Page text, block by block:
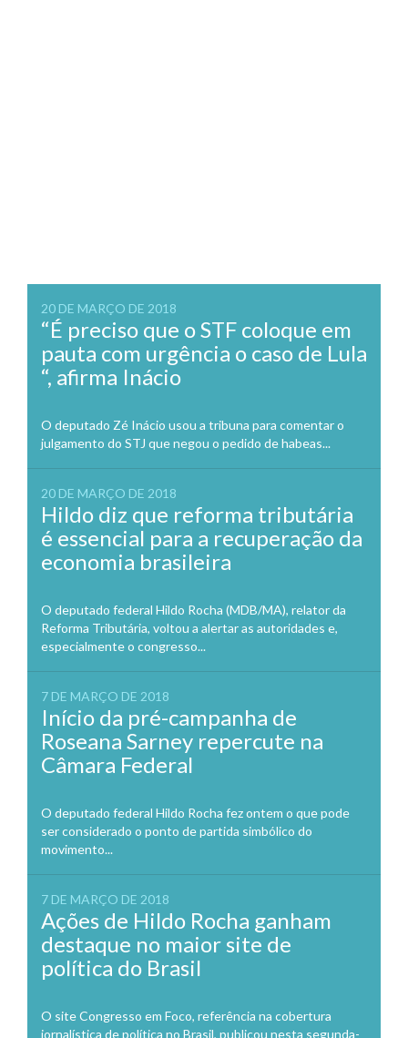
20 DE MARÇO DE 2018
“É preciso que o STF coloque em
pauta com urgência o caso de Lula
“, afirma Inácio
O deputado Zé Inácio usou a tribuna para comentar o
julgamento do STJ que negou o pedido de habeas...
20 DE MARÇO DE 2018
Hildo diz que reforma tributária
é essencial para a recuperação da
economia brasileira
O deputado federal Hildo Rocha (MDB/MA), relator da
Reforma Tributária, voltou a alertar as autoridades e,
especialmente o congresso...
7 DE MARÇO DE 2018
Início da pré-campanha de
Roseana Sarney repercute na
Câmara Federal
O deputado federal Hildo Rocha fez ontem o que pode
ser considerado o ponto de partida simbólico do
movimento...
7 DE MARÇO DE 2018
Ações de Hildo Rocha ganham
destaque no maior site de
política do Brasil
O site Congresso em Foco, referência na cobertura
jornalística de política no Brasil, publicou nesta segunda-